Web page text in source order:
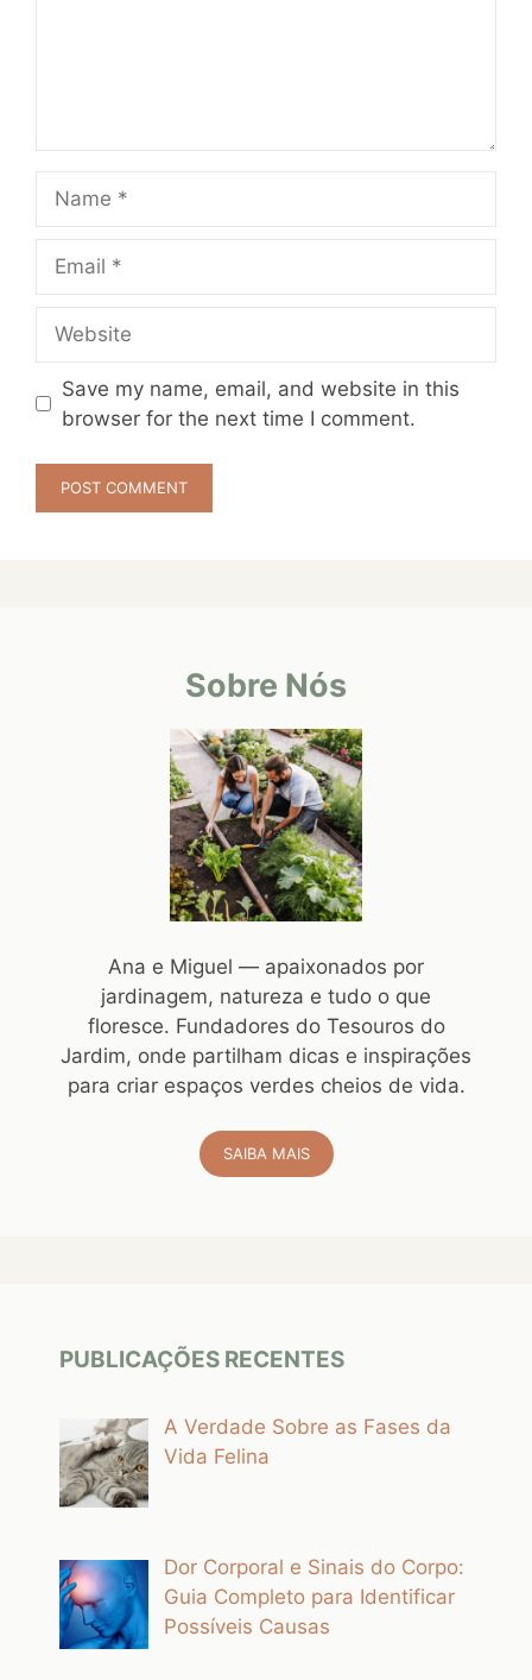
Save my name, email, and website in this
browser for the next time I comment.
Sobre Nós
Ana e Miguel — apaixonados por
jardinagem, natureza e tudo o que
floresce. Fundadores do Tesouros do
Jardim, onde partilham dicas e inspirações
para criar espaços verdes cheios de vida.
SAIBA MAIS
PUBLICAÇÕES RECENTES
A Verdade Sobre as Fases da
Vida Felina
Dor Corporal e Sinais do Corpo:
Guia Completo para Identificar
Possíveis Causas